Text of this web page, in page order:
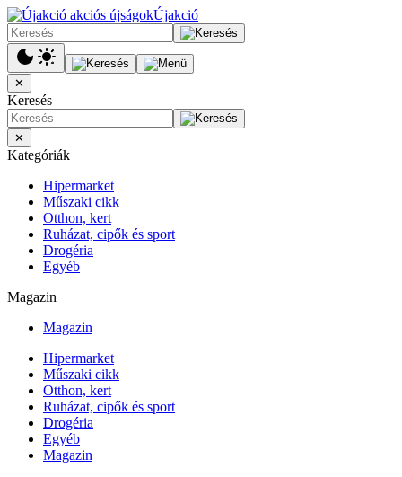
Újakció
✕
Keresés
✕
Kategóriák
Hipermarket
Műszaki cikk
Otthon, kert
Ruházat, cipők és sport
Drogéria
Egyéb
Magazin
Magazin
Hipermarket
Műszaki cikk
Otthon, kert
Ruházat, cipők és sport
Drogéria
Egyéb
Magazin